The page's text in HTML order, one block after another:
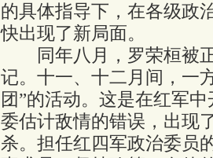
的具体指导下，在各级政
快出现了新局面。
同年八月，罗荣桓被正
记。十一、十二月间，一
团”的活动。这是在红军
委估计敌情的错误，出现
杀。担任红四军政治委员